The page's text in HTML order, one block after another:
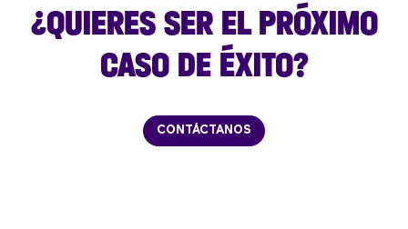
¿QUIERES SER EL PRÓXIMO
CASO DE ÉXITO?
CONTÁCTANOS